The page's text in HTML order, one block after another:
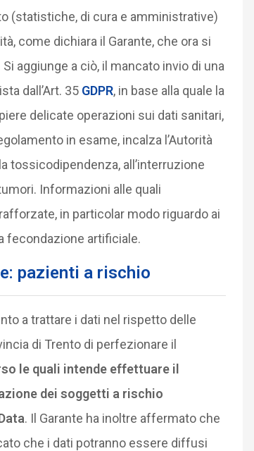
(statistiche, di cura e amministrative)
come dichiara il Garante, che ora si
aggiunge a ciò, il mancato invio di una
dall’Art. 35 GDPR, in base alla quale la
delicate operazioni sui dati sanitari,
in esame, incalza l’Autorità
tossicodipendenza, all’interruzione
Informazioni alle quali
in particolar modo riguardo ai
fecondazione artificiale.
pazienti a rischio
a trattare i dati nel rispetto delle
di Trento di perfezionare il
le quali intende effettuare il
dei soggetti a rischio
. Il Garante ha inoltre affermato che
che i dati potranno essere diffusi